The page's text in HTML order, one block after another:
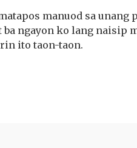
manuod sa unang
ngayon ko lang naisip
ito taon-taon.